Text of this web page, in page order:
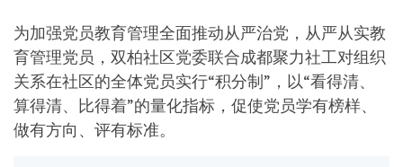
为加强党员教育管理全面推动从严治党，从严从实教
育管理党员，双柏社区党委联合成都聚力社工对组织
关系在社区的全体党员实行“积分制”，以“看得清、
算得清、比得着”的量化指标，促使党员学有榜样、
做有方向、评有标准。